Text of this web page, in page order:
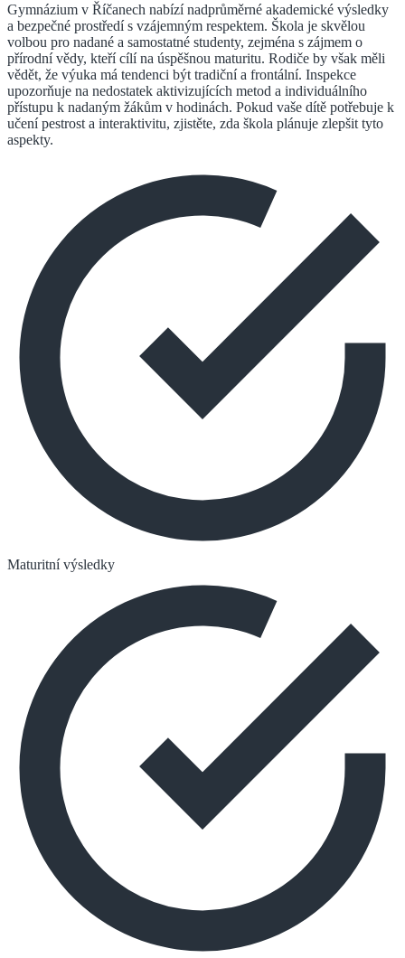
Gymnázium v Říčanech nabízí nadprůměrné akademické výsledky
a bezpečné prostředí s vzájemným respektem. Škola je skvělou
volbou pro nadané a samostatné studenty, zejména s zájmem o
přírodní vědy, kteří cílí na úspěšnou maturitu. Rodiče by však měli
vědět, že výuka má tendenci být tradiční a frontální. Inspekce
upozorňuje na nedostatek aktivizujících metod a individuálního
přístupu k nadaným žákům v hodinách. Pokud vaše dítě potřebuje k
učení pestrost a interaktivitu, zjistěte, zda škola plánuje zlepšit tyto
aspekty.
Maturitní výsledky